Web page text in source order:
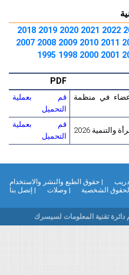
2022
2021
2020
2019
2018
2011
2010
2009
2008
2007
2001
2000
1998
1995
PDF
في منظمة
قم بعملية
التحميل
2026
قم بعملية
التحميل
| حقوق الطبع والنشر والاستخدام
الشخصية
| وصلات | إتصل بنا